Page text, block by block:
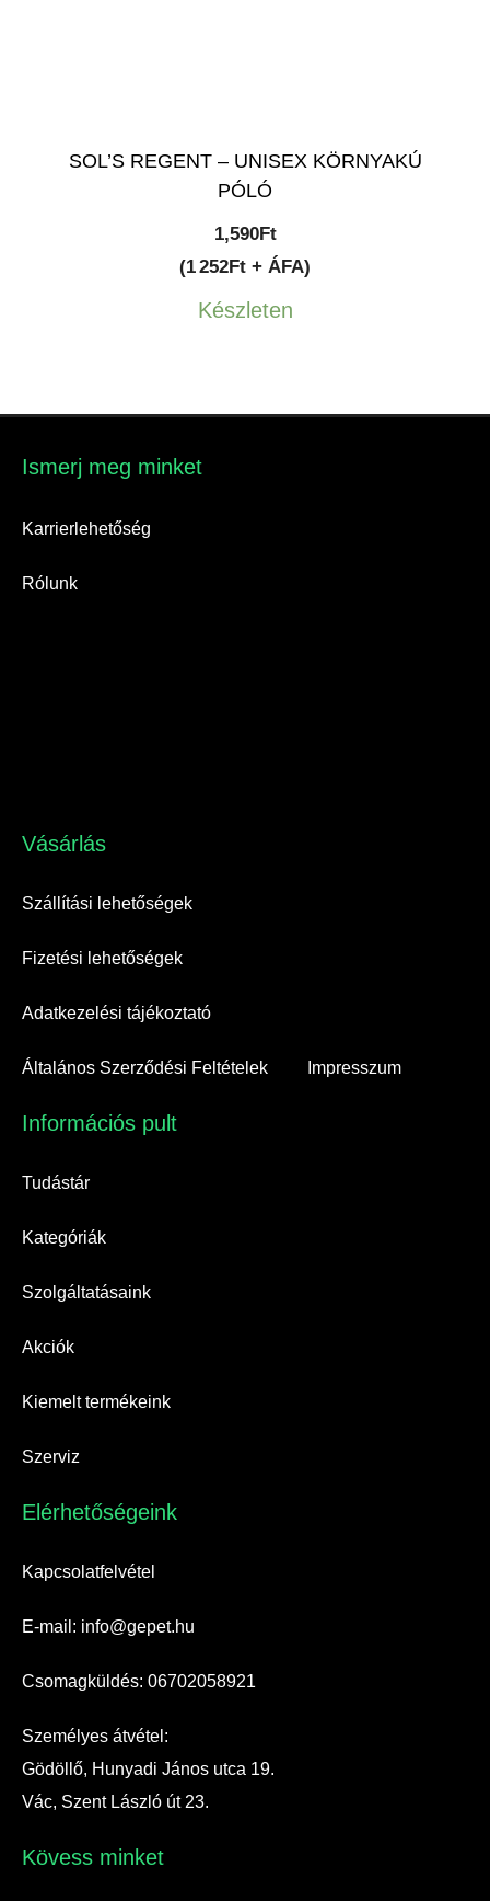
SOL’S REGENT – UNISEX KÖRNYAKÚ
PÓLÓ
1,590Ft
(1 252Ft + ÁFA)
Készleten
Ismerj meg minket​
Karrierlehetőség
Rólunk
Vásárlás​
Szállítási lehetőségek
Fizetési lehetőségek
Adatkezelési tájékoztató
Általános Szerződési Feltételek Impresszum
Információs pult​
Tudástár
Kategóriák
Szolgáltatásaink
Akciók
Kiemelt termékeink
Szerviz
Elérhetőségeink​
Kapcsolatfelvétel
E-mail: info@gepet.hu
Csomagküldés: 06702058921
Személyes átvétel:
Gödöllő, Hunyadi János utca 19.
Vác, Szent László út 23.
Kövess minket